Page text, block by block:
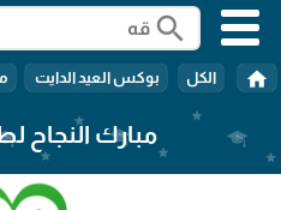
search
home الكل بوكس العيد الدايت
مبارك النجاح